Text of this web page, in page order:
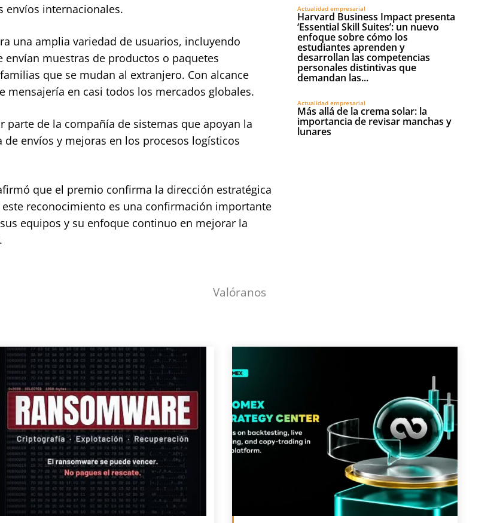
envíos internacionales.
una amplia variedad de usuarios, incluyendo
muestras de productos o paquetes
que se mudan al extranjero. Con alcance
en casi todos los mercados globales.
de la compañía de sistemas que apoyan la
envíos y mejoras en los procesos logísticos
que el premio confirma la dirección estratégica
reconocimiento es una confirmación importante
equipos y su enfoque continuo en mejorar la
Valóranos
Actualidad empresarial
Harvard Business Impact presenta
‘Essential Skill Suites’: un nuevo
enfoque sobre cómo los
estudiantes aprenden y
desarrollan las competencias
personales distintivas que
demandan las...
Actualidad empresarial
Más allá de la crema solar: la
importancia de revisar manchas y
lunares